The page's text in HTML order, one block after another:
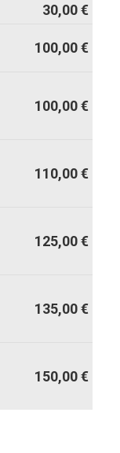
30,00 €
100,00 €
100,00 €
110,00 €
125,00 €
135,00 €
150,00 €